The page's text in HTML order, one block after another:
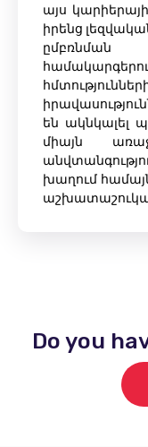
այս
իրենց
են ակնկալել
միայն
խաղում
Do you